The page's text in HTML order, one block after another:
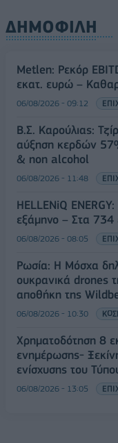
ΔΗΜΟΦΙΛΗ
Metlen: Ρεκόρ
εκατ. ευρώ –
06/08/2026 - 09:12
Β.Σ. Καρούλιας:
αύξηση κερδών
& non alcohol
06/08/2026 - 11:48
HELLENiQ
εξάμηνο – Στα 734
06/08/2026 - 08:05
Ρωσία: Η Μόσχα
ουκρανικά drones
αποθήκη της
06/08/2026 - 10:30
Χρηματοδότηση 8
ενημέρωσης-
ενίσχυσης του
06/08/2026 - 13:05